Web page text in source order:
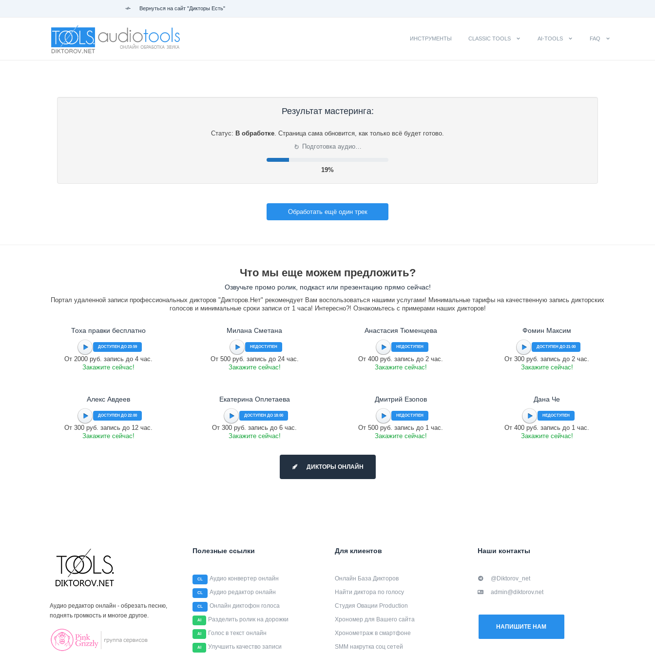
Вернуться на сайт "Дикторы Есть"
ИНСТРУМЕНТЫ CLASSIC TOOLS AI-TOOLS FAQ
Результат мастеринга:
Статус: В обработке. Страница сама обновится, как только всё будет готово.
⟳ Подготовка аудио…
20%
Обработать ещё один трек
Что мы еще можем предложить?
Озвучьте промо ролик, подкаст или презентацию прямо сейчас!
Портал удаленной записи профессиональных дикторов "Дикторов.Нет" рекомендует Вам воспользоваться нашими услугами! Минимальные тарифы на качественную запись дикторских
голосов и минимальные сроки записи от 1 часа! Интересно?! Ознакомьтесь с примерами наших дикторов!
Тоха правки бесплатно
ДОСТУПЕН ДО 23:59
От 2000 руб. запись до 4 час.
Закажите сейчас!
Милана Сметана
НЕДОСТУПЕН
От 500 руб. запись до 24 час.
Закажите сейчас!
Анастасия Тюменцева
НЕДОСТУПЕН
От 400 руб. запись до 2 час.
Закажите сейчас!
Фомин Максим
ДОСТУПЕН ДО 21:00
От 300 руб. запись до 2 час.
Закажите сейчас!
Алекс Авдеев
ДОСТУПЕН ДО 22:00
От 300 руб. запись до 12 час.
Закажите сейчас!
Екатерина Оплетаева
ДОСТУПЕН ДО 18:00
От 300 руб. запись до 6 час.
Закажите сейчас!
Дмитрий Езопов
НЕДОСТУПЕН
От 500 руб. запись до 1 час.
Закажите сейчас!
Дана Че
НЕДОСТУПЕН
От 400 руб. запись до 1 час.
Закажите сейчас!
ДИКТОРЫ ОНЛАЙН
Аудио редактор онлайн - обрезать песню,
поднять громкость и многое другое.
Полезные ссылки
CL Аудио конвертер онлайн
CL Аудио редактор онлайн
CL Онлайн диктофон голоса
AI Разделить ролик на дорожки
AI Голос в текст онлайн
AI Улучшить качество записи
Для клиентов
Онлайн База Дикторов
Найти диктора по голосу
Студия Овации Production
Хрономер для Вашего сайта
Хронометраж в смартфоне
SMM накрутка соц сетей
Наши контакты
@Diktorov_net
admin@diktorov.net
НАПИШИТЕ НАМ